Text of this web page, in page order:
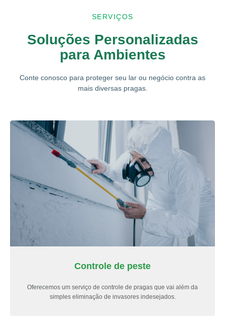
SERVIÇOS
Soluções Personalizadas
para Ambientes
Conte conosco para proteger seu lar ou negócio contra as
mais diversas pragas.
Controle de peste
Oferecemos um serviço de controle de pragas que vai além da
simples eliminação de invasores indesejados.